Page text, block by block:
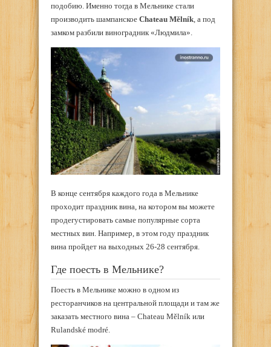
подобию. Именно тогда в Мельнике стали
производить шампанское Chateau Mělník , а под
замком разбили виноградник «Людмила».
В конце сентября каждого года в Мельнике
проходит праздник вина, на котором вы можете
продегустировать самые популярные сорта
местных вин. Например, в этом году праздник
вина пройдет на выходных 26-28 сентября.
Где поесть в Мельнике?
Поесть в Мельнике можно в одном из
ресторанчиков на центральной площади и там же
заказать местного вина – Chateau Mělník или
Rulandské modré.